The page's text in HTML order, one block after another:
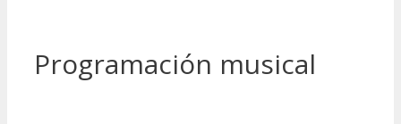
Programación musical